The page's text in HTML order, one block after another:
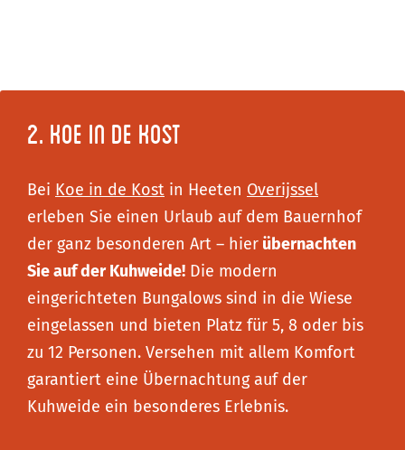
2. Koe in de Kost
Bei Koe in de Kost in Heeten Overijssel
erleben Sie einen Urlaub auf dem Bauernhof
der ganz besonderen Art – hier übernachten
Sie auf der Kuhweide! Die modern
eingerichteten Bungalows sind in die Wiese
eingelassen und bieten Platz für 5, 8 oder bis
zu 12 Personen. Versehen mit allem Komfort
garantiert eine Übernachtung auf der
Kuhweide ein besonderes Erlebnis.